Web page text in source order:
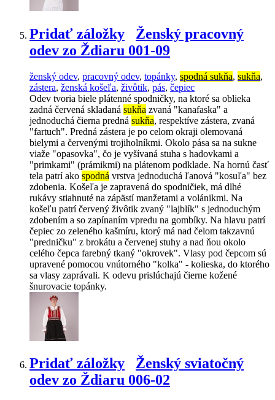
Pridať záložky
Ženský pracovný
odev zo Ždiaru 001-09
ženský odev, pracovný odev, topánky, spodná sukňa, sukňa,
zástera, ženská košeľa, živôtik, pás, čepiec
Odev tvoria biele plátenné spodničky, na ktoré sa oblieka
zadná červená skladaná sukňa zvaná "kanafaska" a
jednoduchá čierna predná sukňa, respektíve zástera, zvaná
"fartuch". Predná zástera je po celom okraji olemovaná
bielymi a červenými trojiholníkmi. Okolo pása sa na sukne
viaže "opasovka", čo je vyšívaná stuha s hadovkami a
"primkami" (prámikmi) na plátenom podklade. Na hornú časť
tela patrí ako spodná vrstva jednoduchá ľanová "kosuľa" bez
zdobenia. Košeľa je zapravená do spodničiek, má dlhé
rukávy stiahnuté na zápästí manžetami a volánikmi. Na
košeľu patrí červený živôtik zvaný "lajblík" s jednoduchým
zdobením a so zapínaním vpredu na gombíky. Na hlavu patrí
čepiec zo zeleného kašmíru, ktorý má nad čelom takzavnú
"predničku" z brokátu a červenej stuhy a nad ňou okolo
celého čepca farebný tkaný "okrovek". Vlasy pod čepcom sú
upravené pomocou vnútorného "kolka" - kolieska, do ktorého
sa vlasy zaprávali. K odevu prislúchajú čierne kožené
šnurovacie topánky.
Pridať záložky
Ženský sviatočný
odev zo Ždiaru 006-02